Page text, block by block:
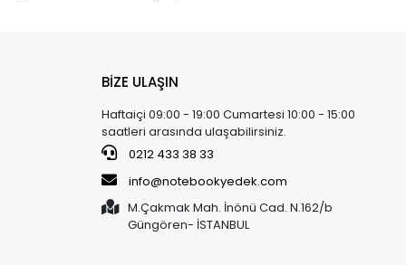
BİZE ULAŞIN
Haftaiçi 09:00 - 19:00 Cumartesi 10:00 - 15:00
saatleri arasında ulaşabilirsiniz.
0212 433 38 33
info@notebookyedek.com
M.Çakmak Mah. İnönü Cad. N.162/b
Güngören- İSTANBUL